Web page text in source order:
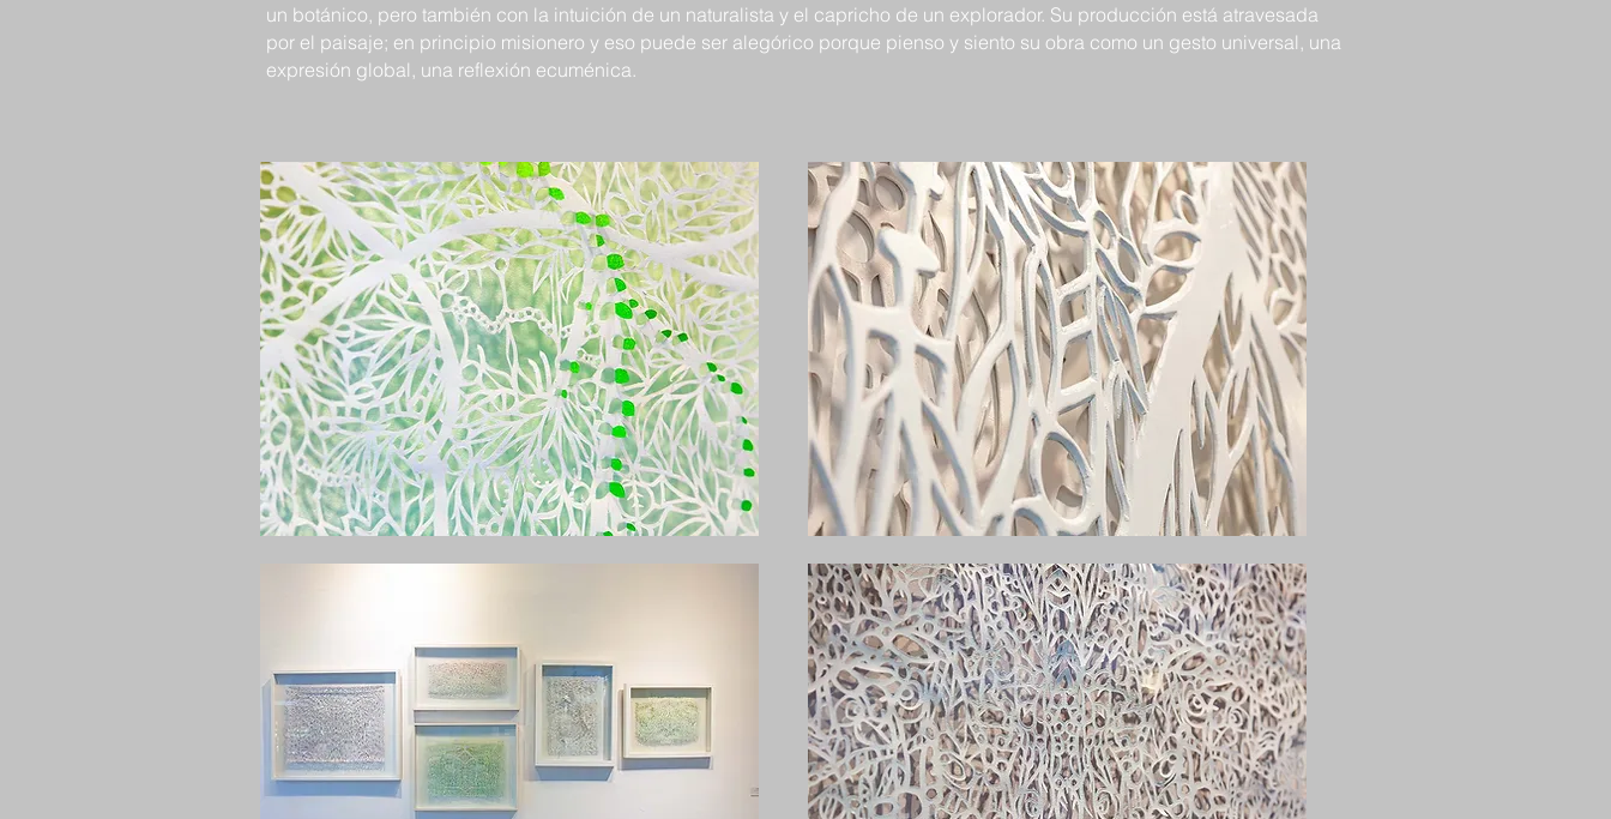
un botánico, pero también con la intuición de un naturalista y el capricho de un explorador. Su producción está atravesada
por el paisaje; en principio misionero y eso puede ser alegórico porque pienso y siento su obra como un gesto universal, una
expresión global, una reflexión ecuménica.